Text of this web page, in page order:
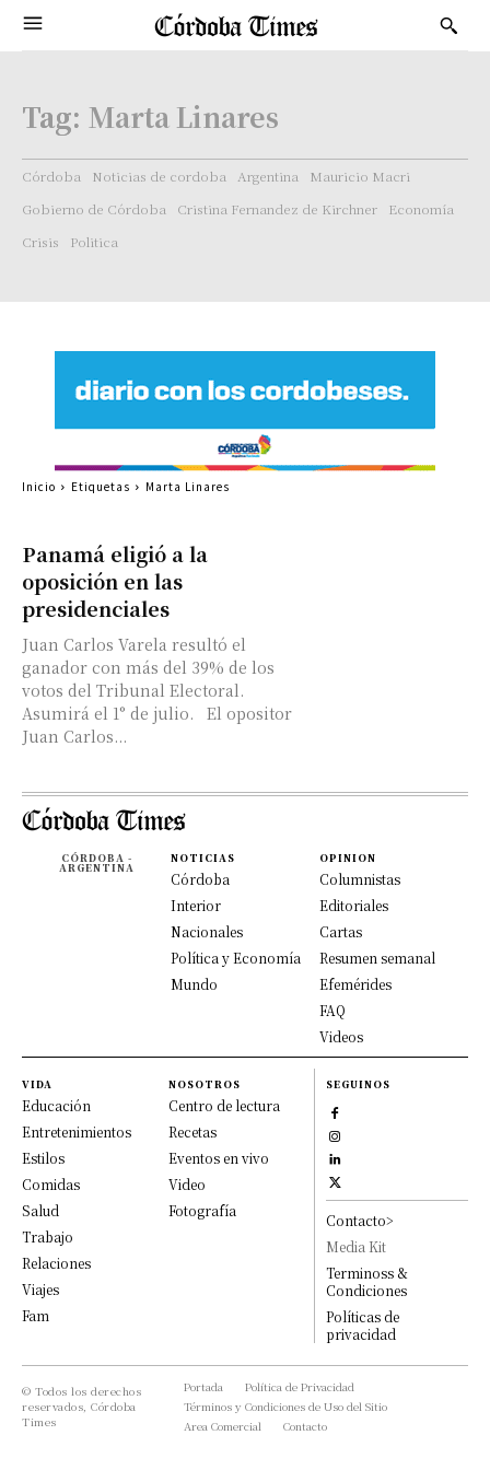
Tag: Marta Linares
Córdoba Noticias de cordoba Argentina
Mauricio Macri
Gobierno de Córdoba
Cristina Fernandez de Kirchner
Economía
Crisis
Politica
Panamá eligió a la
oposición en las
presidenciales
Juan Carlos Varela resultó el
ganador con más del 39% de los
votos del Tribunal Electoral.
Asumirá el 1° de julio. El opositor
Juan Carlos...
Inicio Etiquetas Marta Linares
CÓRDOBA -
ARGENTINA
NOTICIAS
Córdoba
Interior
Nacionales
Política y Economía
Mundo
OPINION
Columnistas
Editoriales
Cartas
Resumen semanal
Efemérides
FAQ
Videos
VIDA
Educación
Entretenimientos
Estilos
Comidas
Salud
Trabajo
Relaciones
Viajes
Fam
NOSOTROS
Centro de lectura
Recetas
Eventos en vivo
Video
Fotografía
SEGUINOS
Contacto>
Media Kit
Terminoss &
Condiciones
Políticas de
privacidad
© Todos los derechos
reservados, Córdoba
Times
Portada
Política de Privacidad
Términos y Condiciones de Uso del Sitio
Area Comercial
Contacto